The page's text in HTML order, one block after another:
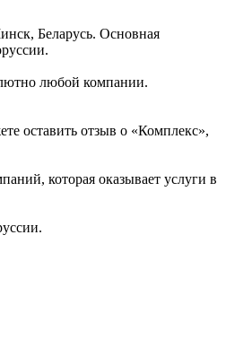
Беларусь. Основная
любой компании.
оставить отзыв о «Комплекс»,
которая оказывает услуги в